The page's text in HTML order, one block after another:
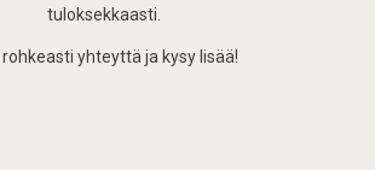
tuloksekkaasti.
yhteyttä ja kysy lisää!